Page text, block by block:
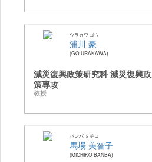
ウラカワ ゴウ
浦川 豪
GO URAKAWA
減災復興政策研究科 減災復興政
策専攻
教授
バンバ ミチコ
馬場 美智子
MICHIKO BANBA